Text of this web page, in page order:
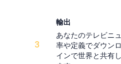
3
輸出
あなたのテレビニ
率や定義でダウン
インで世界と共有